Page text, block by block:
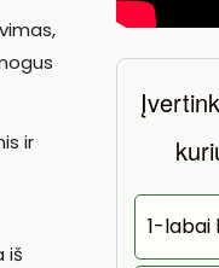
ir
iš
1-labai